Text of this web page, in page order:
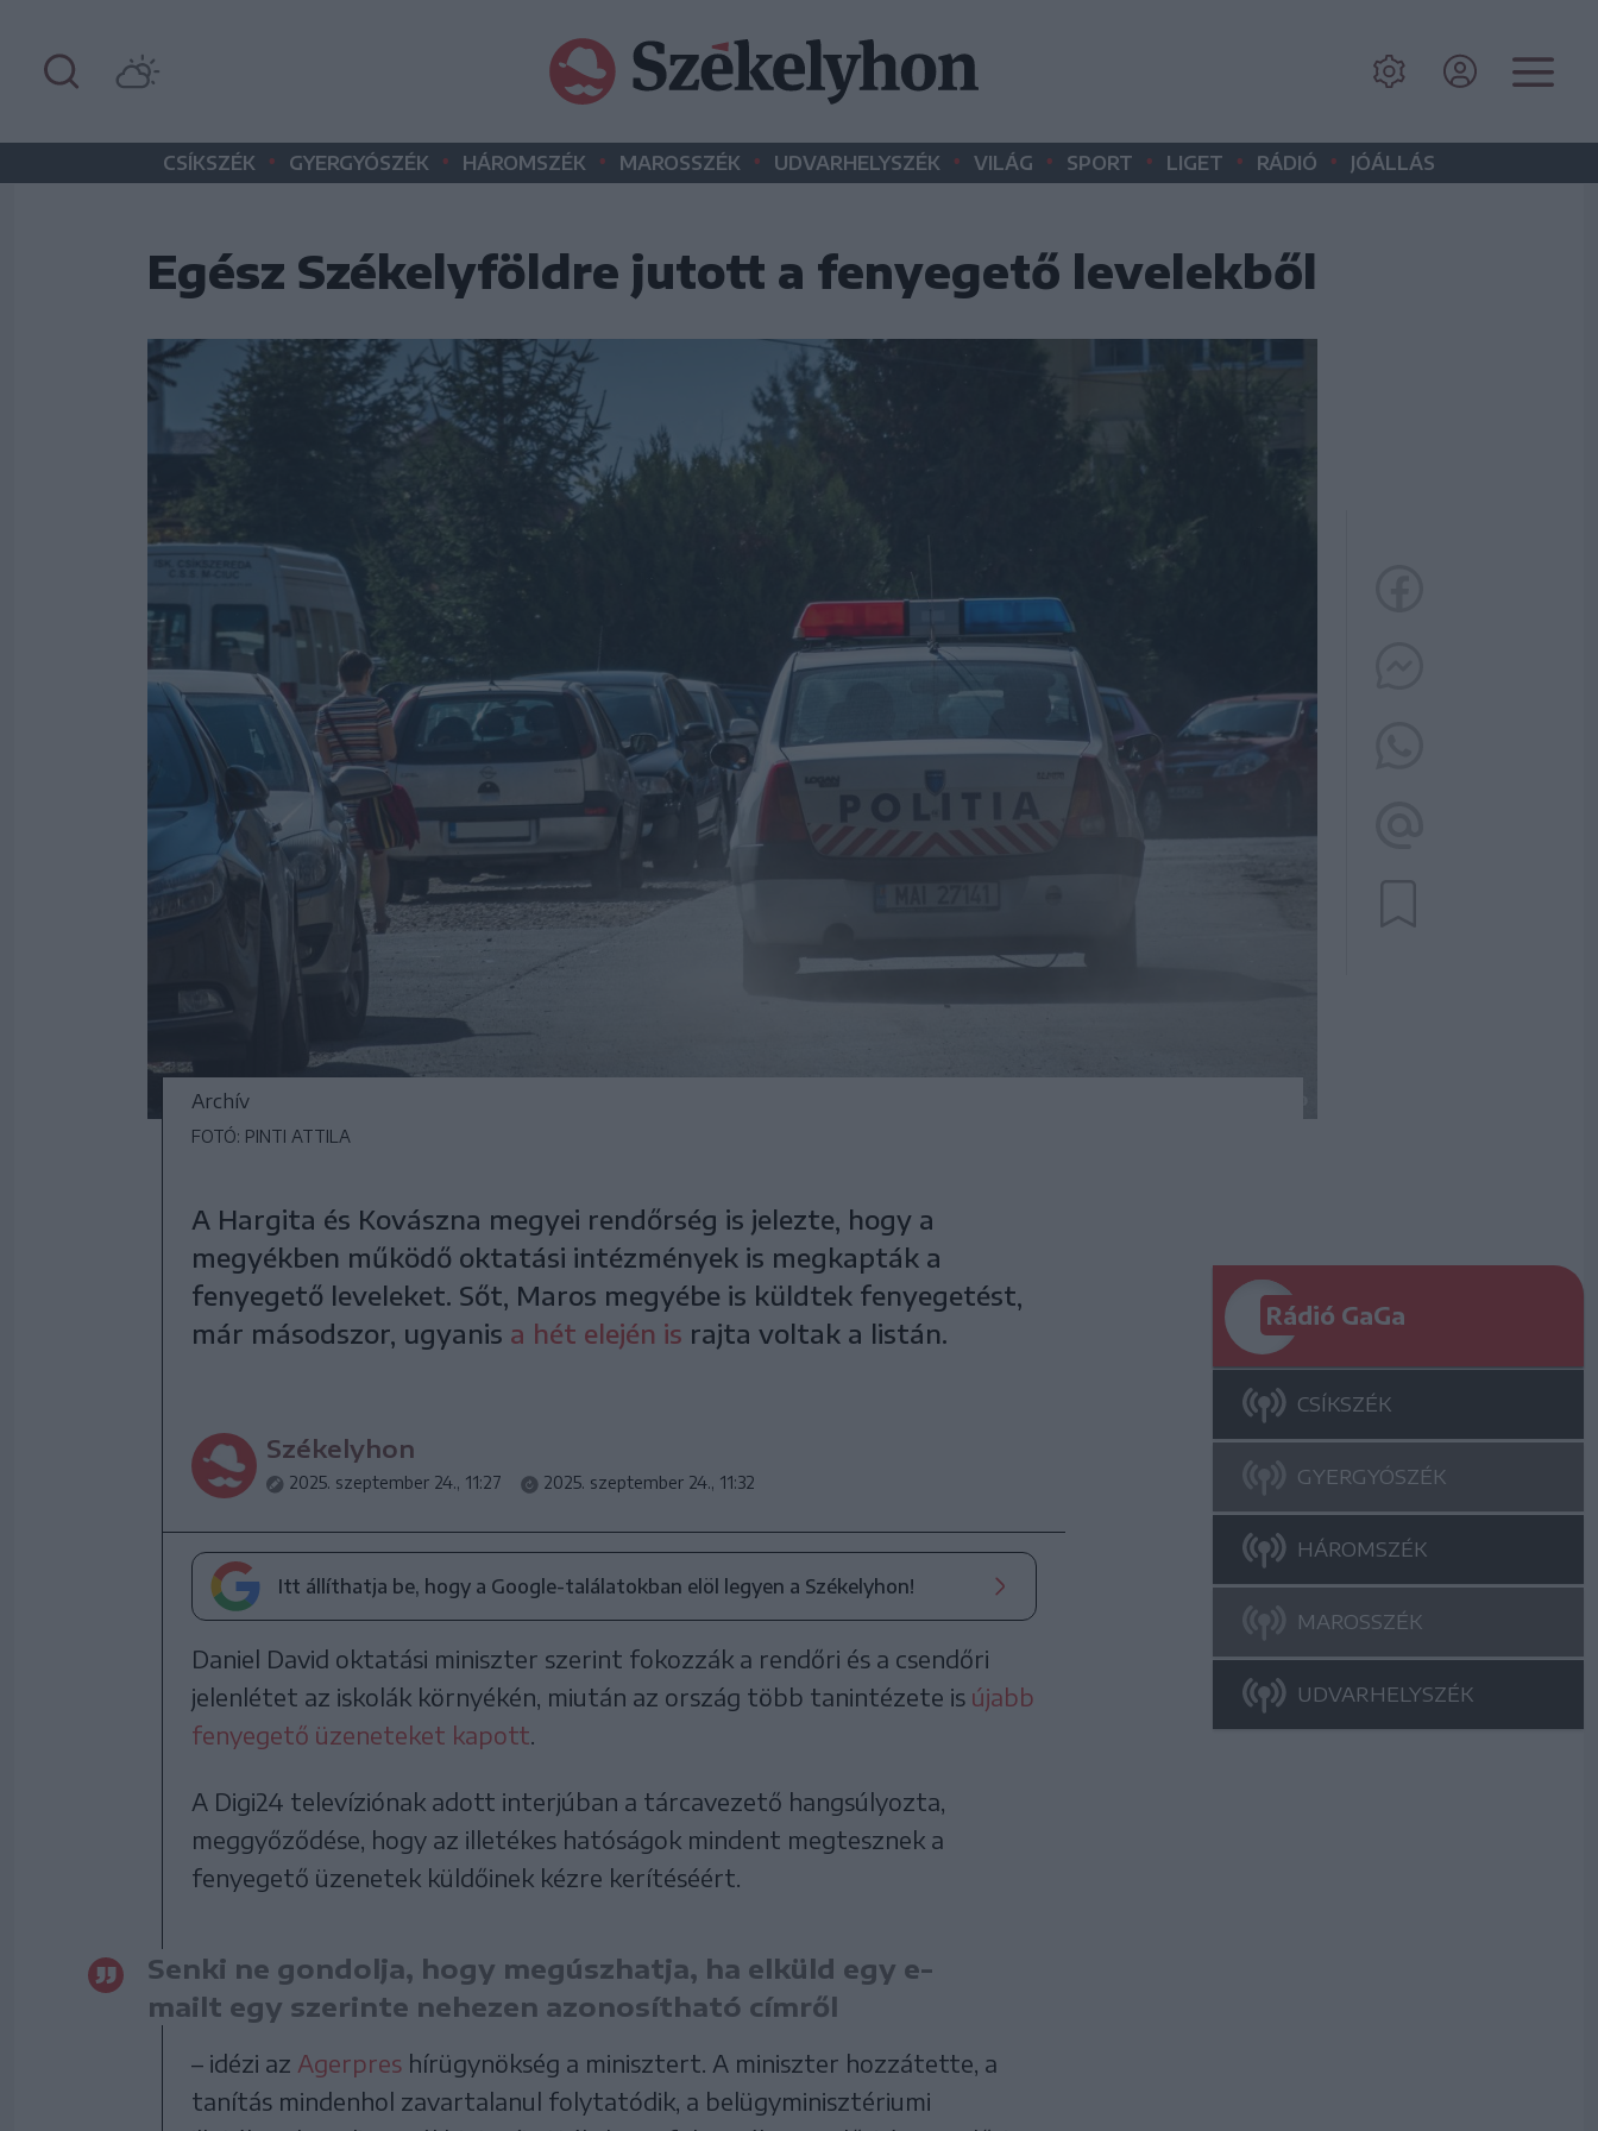
CSÍKSZÉK • GYERGYÓSZÉK • HÁROMSZÉK • MAROSSZÉK • UDVARHELYSZÉK • VILÁG • SPORT • LIGET • RÁDIÓ • JÓÁLLÁS
Egész Székelyföldre jutott a fenyegető levelekből
Archív
FOTÓ: PINTI ATTILA
A Hargita és Kovászna megyei rendőrség is jelezte, hogy a
megyékben működő oktatási intézmények is megkapták a
fenyegető leveleket. Sőt, Maros megyébe is küldtek fenyegetést,
már másodszor, ugyanis a hét elején is rajta voltak a listán.
Székelyhon
2025. szeptember 24., 11:27 2025. szeptember 24., 11:32
Itt állíthatja be, hogy a Google-találatokban elöl legyen a Székelyhon!
Daniel David oktatási miniszter szerint fokozzák a rendőri és a csendőri
jelenlétet az iskolák környékén, miután az ország több tanintézete is újabb
fenyegető üzeneteket kapott.
A Digi24 televíziónak adott interjúban a tárcavezető hangsúlyozta,
meggyőződése, hogy az illetékes hatóságok mindent megtesznek a
fenyegető üzenetek küldőinek kézre kerítéséért.
Senki ne gondolja, hogy megúszhatja, ha elküld egy e-
mailt egy szerinte nehezen azonosítható címről
– idézi az Agerpres hírügynökség a minisztert. A miniszter hozzátette, a
tanítás mindenhol zavartalanul folytatódik, a belügyminisztériumi
Rádió GaGa
CSÍKSZÉK
GYERGYÓSZÉK
HÁROMSZÉK
MAROSSZÉK
UDVARHELYSZÉK